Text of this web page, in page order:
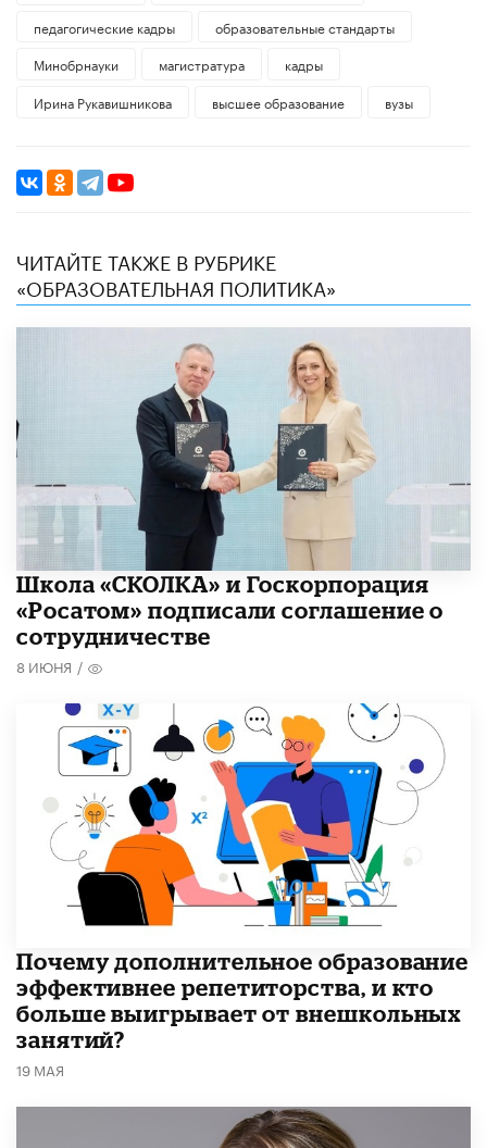
педагогические кадры
образовательные стандарты
Минобрнауки
магистратура
кадры
Ирина Рукавишникова
высшее образование вузы
ЧИТАЙТЕ ТАКЖЕ В РУБРИКЕ
«ОБРАЗОВАТЕЛЬНАЯ ПОЛИТИКА»
Школа «СКОЛКА» и Госкорпорация
«Росатом» подписали соглашение о
сотрудничестве
8 ИЮНЯ /
​Почему дополнительное образование
эффективнее репетиторства, и кто
больше выигрывает от внешкольных
занятий?
19 МАЯ